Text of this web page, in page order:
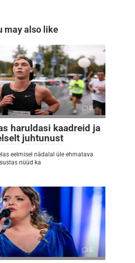
may also like
0
haruldasi kaadreid ja
juhtunust
eelmisel nädalal üle ehmatava
nüüd ka
0